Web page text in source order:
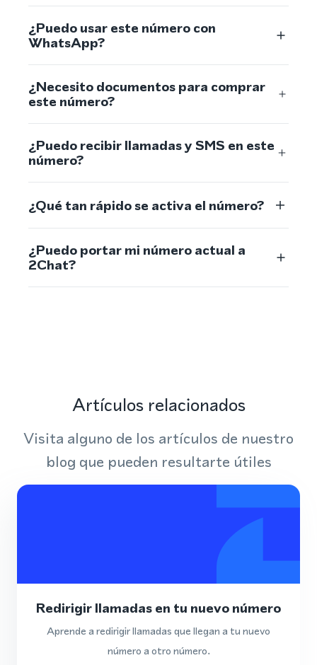
¿Puedo usar este número con
WhatsApp?
¿Necesito documentos para comprar
este número?
¿Puedo recibir llamadas y SMS en este
número?
¿Qué tan rápido se activa el número?
¿Puedo portar mi número actual a
2Chat?
Artículos relacionados
Visita alguno de los artículos de nuestro
blog que pueden resultarte útiles
Redirigir llamadas en tu nuevo número
Aprende a redirigir llamadas que llegan a tu nuevo
número a otro número.